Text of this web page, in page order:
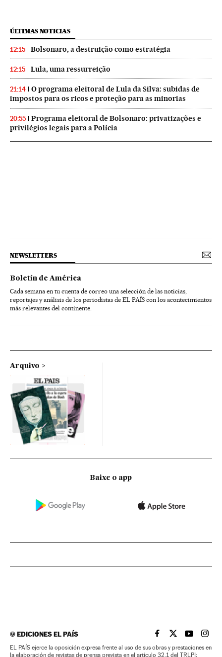
ÚLTIMAS NOTICIAS
12:15 Bolsonaro, a destruição como estratégia
12:15 Lula, uma ressurreição
21:14
O programa eleitoral de Lula da Silva: subidas de
impostos para os ricos e proteção para as minorias
20:55
Programa eleitoral de Bolsonaro: privatizações e
privilégios legais para a Polícia
NEWSLETTERS
Boletín de América
Cada semana en tu cuenta de correo una selección de las noticias,
reportajes y análisis de los periodistas de EL PAÍS con los acontecimientos
más relevantes del continente.
Arquivo
Baixe o app
©EDICIONES EL PAÍS EL PAÍS BRASIL EN
EL PAÍSEL PAÍS
EL
EL PAÍS ejerce la oposición expresa frente al uso de sus obras y prestaciones en
la elaboración de revistas de prensa prevista en el artículo 32.1 del TRLPI;